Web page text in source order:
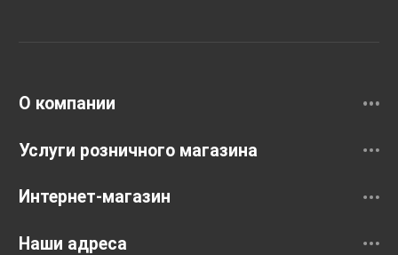
О компании
Услуги розничного магазина
Интернет-магазин
Наши адреса